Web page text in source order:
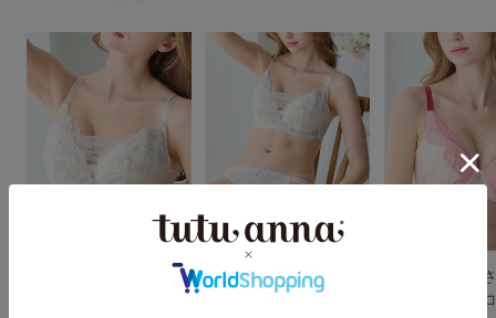
[大きな胸を小さく見せ
る着やせブラ]ミスティ
[大きな胸を小さく見せ
る着やせブラ]ミスティ
[大きな胸を小
る着やせブラ]